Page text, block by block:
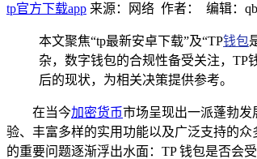
tp官方下载app 来源：网络 作者： 编辑：
本文聚焦“tp最新安卓下载”及“TP钱包
杂，数字钱包的合规性备受关注，TP
后的现状，为相关决策提供参考。
在当今加密货币市场呈现出一派蓬勃发
验、丰富多样的实用功能以及广泛支持的
的重要问题逐渐浮出水面：TP 钱包是否会